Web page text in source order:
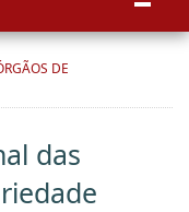
DE
das